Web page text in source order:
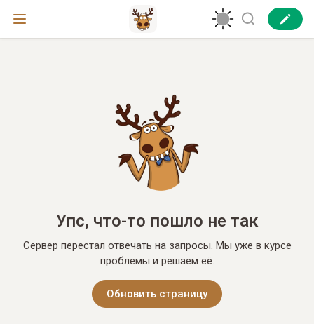
Упс, что-то пошло не так
Сервер перестал отвечать на запросы. Мы уже в курсе
проблемы и решаем её.
Обновить страницу